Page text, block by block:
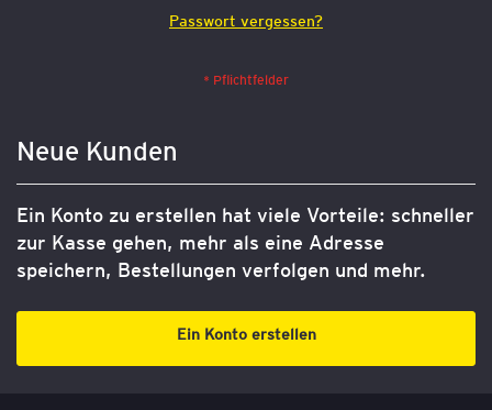
Passwort vergessen?
Neue Kunden
Ein Konto zu erstellen hat viele Vorteile: schneller
zur Kasse gehen, mehr als eine Adresse
speichern, Bestellungen verfolgen und mehr.
Ein Konto erstellen